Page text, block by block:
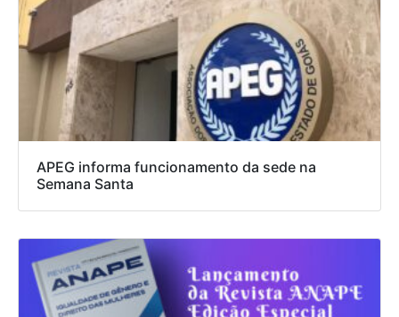
APEG informa funcionamento da sede na
Semana Santa